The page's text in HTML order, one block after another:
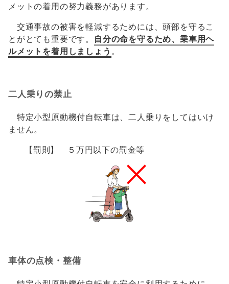
メットの着用の努力義務があります。
交通事故の被害を軽減するためには、頭部を守るこ
とがとても重要です。 自分の命を守るため、乗車用ヘ
ルメットを着用しましょう 。
二人乗りの禁止
特定小型原動機付自転車は、二人乗りをしてはいけ
ません。
【罰則】 ５万円以下の罰金等
車体の点検・整備